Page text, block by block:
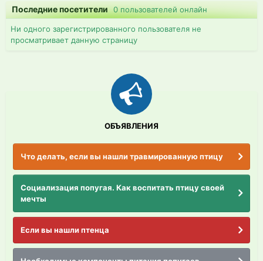
Последние посетители0 пользователей онлайн
Ни одного зарегистрированного пользователя не
просматривает данную страницу
ОБЪЯВЛЕНИЯ
Что делать, если вы нашли травмированную птицу
Социализация попугая. Как воспитать птицу своей
мечты
Если вы нашли птенца